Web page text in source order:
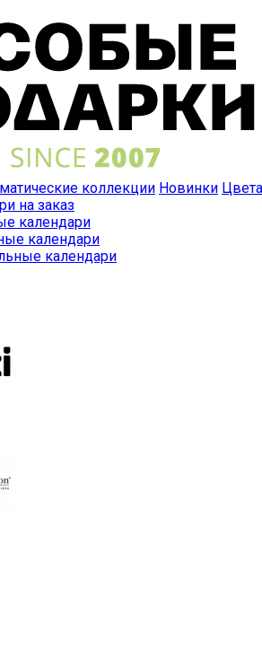
коллекции Новинки Цвета
на заказ
календари
календари
календари